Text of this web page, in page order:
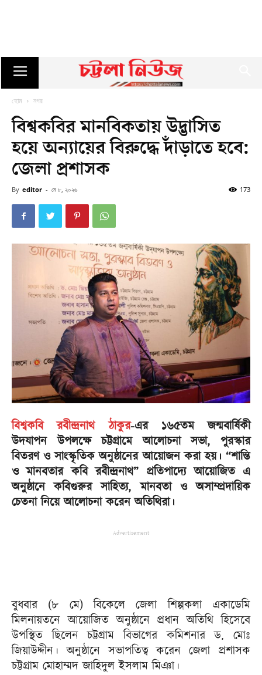
হোম নগর
বিশ্বকবির মানবিকতায় উদ্ভাসিত
হয়ে অন্যায়ের বিরুদ্ধে দাঁড়াতে হবে:
জেলা প্রশাসক
By editor - মে ৮, ২০২৬ 173
বিশ্বকবি রবীন্দ্রনাথ ঠাকুর-এর ১৬৫তম জন্মবার্ষিকী
উদযাপন উপলক্ষে চট্টগ্রামে আলোচনা সভা, পুরস্কার
বিতরণ ও সাংস্কৃতিক অনুষ্ঠানের আয়োজন করা হয়। “শান্তি
ও মানবতার কবি রবীন্দ্রনাথ” প্রতিপাদ্যে আয়োজিত এ
অনুষ্ঠানে কবিগুরুর সাহিত্য, মানবতা ও অসাম্প্রদায়িক
চেতনা নিয়ে আলোচনা করেন অতিথিরা।
Advertisement
বুধবার (৮ মে) বিকেলে জেলা শিল্পকলা একাডেমি
মিলনায়তনে আয়োজিত অনুষ্ঠানে প্রধান অতিথি হিসেবে
উপস্থিত ছিলেন চট্টগ্রাম বিভাগের কমিশনার ড. মোঃ
জিয়াউদ্দীন। অনুষ্ঠানে সভাপতিত্ব করেন জেলা প্রশাসক
চট্টগ্রাম মোহাম্মদ জাহিদুল ইসলাম মিঞা।